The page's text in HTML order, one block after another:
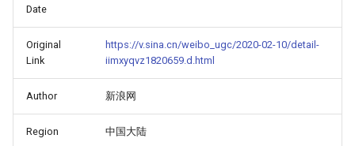
Date
Original
Link
https://v.sina.cn/weibo_ugc/2020-02-10/detail-
iimxyqvz1820659.d.html
Author 新浪网
Region 中国大陆